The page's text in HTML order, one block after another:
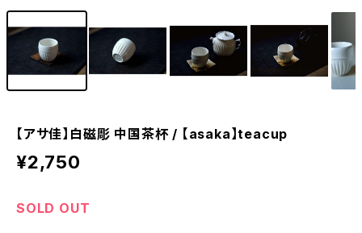
【アサ佳】白磁彫 中国茶杯 / 【asaka】teacup
¥2,750
SOLD OUT